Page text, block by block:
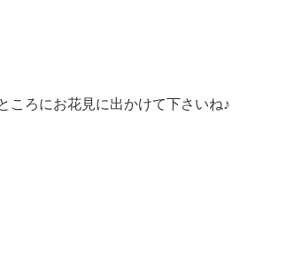
ころにお花見に出かけて下さいね♪